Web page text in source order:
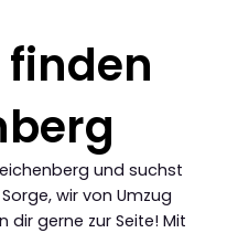
und suchst
wir von Umzug
dir gerne zur Seite! Mit